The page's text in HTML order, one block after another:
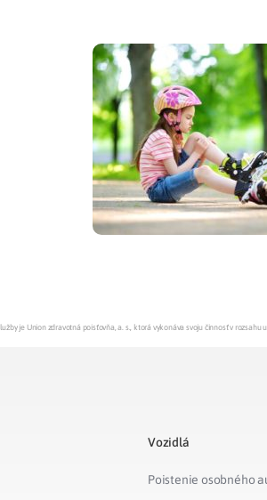
Poistenie
Prečo
je Union zdravotná poisťovňa, a. s., ktorá vykonáva svoju činnosť v
Vozidlá
Poistenie osobného